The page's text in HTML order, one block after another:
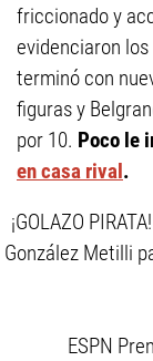
friccionado y
evidenciaron
terminó con
figuras y
por 10. Poco le
en casa rival.
¡GOLAZO
González Metilli
ESPN